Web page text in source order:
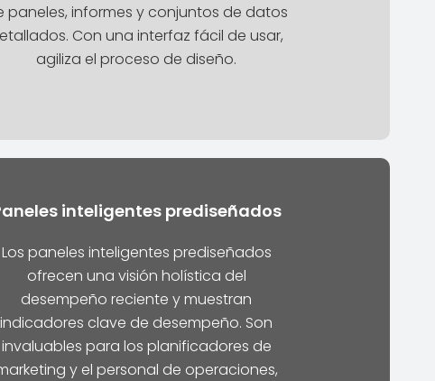
paneles, informes y conjuntos de datos
Con una interfaz fácil de usar,
agiliza el proceso de diseño.
inteligentes prediseñados
Los paneles inteligentes prediseñados
ofrecen una visión holística del
desempeño reciente y muestran
indicadores clave de desempeño. Son
invaluables para los planificadores de
y el personal de operaciones,